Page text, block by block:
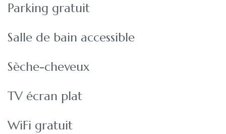
Parking gratuit
Salle de bain accessible
Sèche-cheveux
TV écran plat
WiFi gratuit